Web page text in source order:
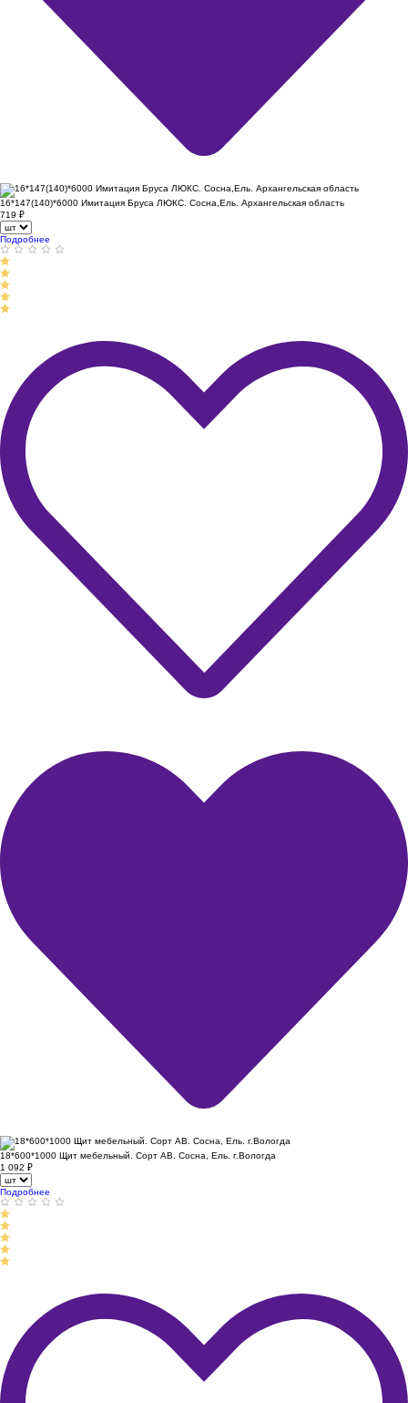
16*147(140)*6000 Имитация Бруса ЛЮКС. Сосна,Ель. Архангельская область
719 ₽
Подробнее
18*600*1000 Щит мебельный. Сорт АВ. Сосна, Ель. г.Вологда
1 092 ₽
Подробнее